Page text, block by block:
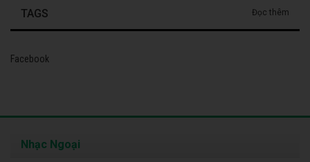
TAGS Đọc thêm
Facebook
Nhạc Ngoại